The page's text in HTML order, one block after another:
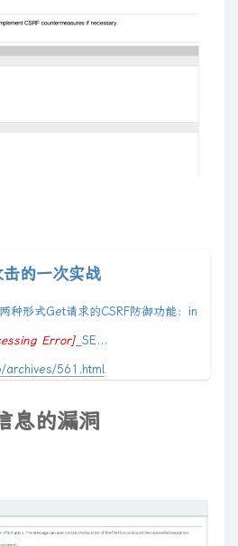
击的一次实战
种形式Get请求的CSRF防御功能：in
Error] _SE...
archives/561.html
息的漏洞